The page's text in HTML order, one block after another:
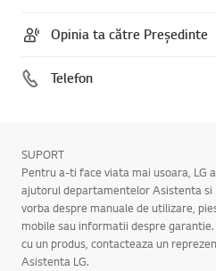
Opinia ta către Președinte
Telefon
SUPORT
Pentru a-ti face viata mai usoara, LG
ajutorul departamentelor Asistenta si
vorba despre manuale de utilizare,
mobile sau informatii despre
cu un produs, contacteaza un
Asistenta LG.